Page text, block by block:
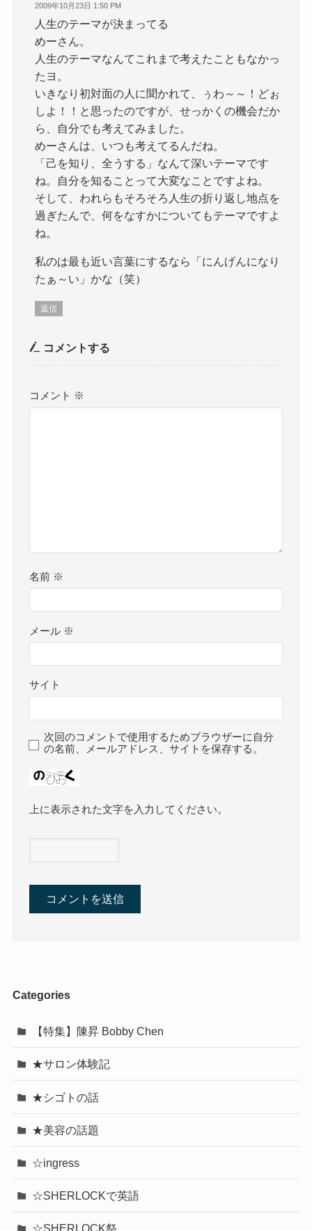
2009年10月23日 1:50 PM
人生のテーマが決まってる
めーさん。
人生のテーマなんてこれまで考えたこともなかっ
たヨ。
いきなり初対面の人に聞かれて、ぅわ～～！どぉ
しよ！！と思ったのですが、せっかくの機会だか
ら、自分でも考えてみました。
めーさんは、いつも考えてるんだね。
「己を知り、全うする」なんて深いテーマです
ね。自分を知ることって大変なことですよね。
そして、われらもそろそろ人生の折り返し地点を
過ぎたんで、何をなすかについてもテーマですよ
ね。
私のは最も近い言葉にするなら「にんげんになり
たぁ～い」かな（笑）
返信
コメントする
コメント ※
名前 ※
メール ※
サイト
次回のコメントで使用するためブラウザーに自分
の名前、メールアドレス、サイトを保存する。
上に表示された文字を入力してください。
Categories
【特集】陳昇 Bobby Chen
★サロン体験記
★シゴトの話
★美容の話題
☆ingress
☆SHERLOCKで英語
☆SHERLOCK祭